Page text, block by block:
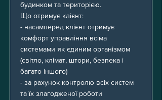
будинком та територією.
Що отримує клієнт:
- насамперед клієнт отримує
комфорт управління всіма
системами як єдиним організмом
(світло, клімат, штори, безпека і
багато іншого)
- за рахунок контролю всіх систем
та їх злагодженої роботи